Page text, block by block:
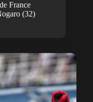
France
(32)